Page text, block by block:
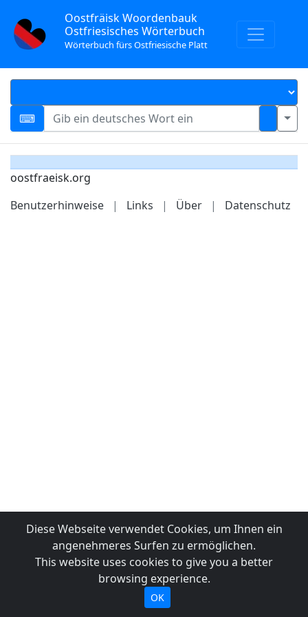
Oostfräisk Woordenbauk
Ostfriesisches Wörterbuch
Wörterbuch fürs Ostfriesische Platt
oostfraeisk.org
Benutzerhinweise
| Links | Über | Datenschutz
Diese Webseite verwendet Cookies, um Ihnen ein
angenehmeres Surfen zu ermöglichen.
This website uses cookies to give you a better
browsing experience.
OK